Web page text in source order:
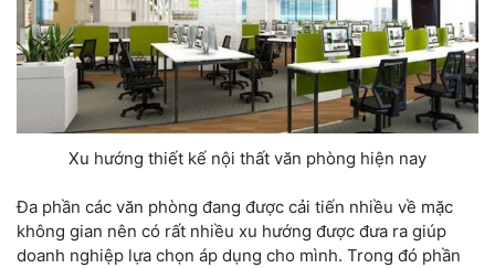
Xu hướng thiết kế nội thất văn phòng hiện nay
Đa phần các văn phòng đang được cải tiến nhiều về mặc
không gian nên có rất nhiều xu hướng được đưa ra giúp
doanh nghiệp lựa chọn áp dụng cho mình. Trong đó phần